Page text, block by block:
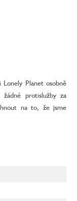
Planet osobně
protislužby za
na to, že jsme